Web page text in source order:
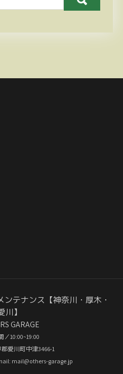
ンテナンス【神奈川・厚木・
川】
GARAGE
／10:00~19:00
愛川町中津3466-1
mail@others-garage.jp